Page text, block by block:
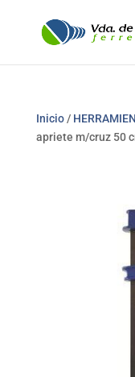
Inicio/
apriete m/cruz 50